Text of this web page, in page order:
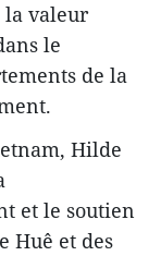
la valeur
le
de la
Hilde
et le soutien
Huê et des